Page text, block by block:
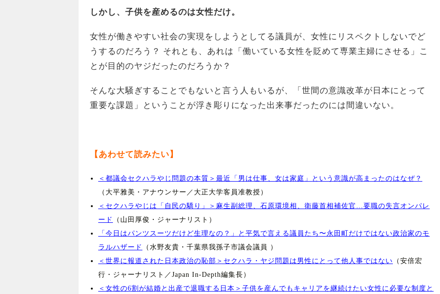
しかし、子供を産めるのは女性だけ。
女性が働きやすい社会の実現をしようとしてる議員が、女性にリスペクトしないでど
うするのだろう？ それとも、あれは「働いている女性を貶めて専業主婦にさせる」こ
とが目的のヤジだったのだろうか？
そんな大騒ぎすることでもないと言う人もいるが、「世間の意識改革が日本にとって
重要な課題」ということが浮き彫りになった出来事だったのには間違いない。
【あわせて読みたい】
＜都議会セクハラやじ問題の本質＞最近「男は仕事、女は家庭」という意識が高まったのはなぜ？
（大平雅美・アナウンサー／大正大学客員准教授）
＜セクハラやじは「自民の驕り」＞麻生副総理、石原環境相、衛藤首相補佐官…要職の失言オンパレ
ード
（山田厚俊・ジャーナリスト）
「今日はパンツスーツだけど生理なの？」と平気で言える議員たち〜永田町だけではない政治家のモ
ラルハザード
（水野友貴・千葉県我孫子市議会議員 ）
＜世界に報道された日本政治の恥部＞セクハラ・ヤジ問題は男性にとって他人事ではない （安倍宏
行・ジャーナリスト／Japan In-Depth編集長）
＜女性の6割が結婚と出産で退職する日本＞子供を産んでもキャリアを継続けたい女性に必要な制度と